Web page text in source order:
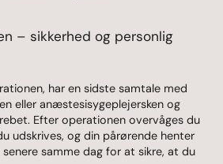
– sikkerhed og personlig
har en sidste samtale med
eller anæstesisygeplejersken og
Efter operationen overvåges du
udskrives, og din pårørende henter
samme dag for at sikre, at du